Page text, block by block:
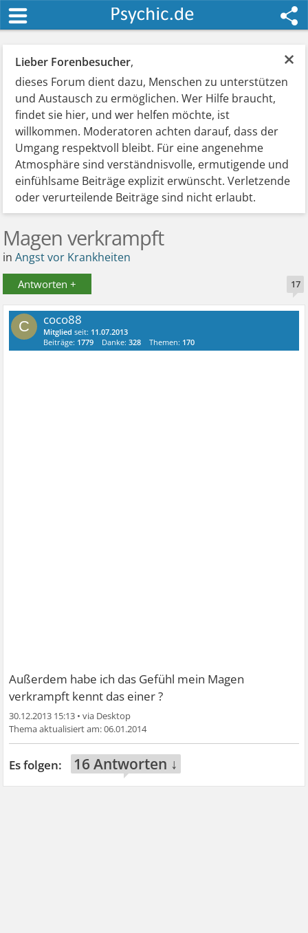
×
Lieber Forenbesucher,
dieses Forum dient dazu, Menschen zu unterstützen
und Austausch zu ermöglichen. Wer Hilfe braucht,
findet sie hier, und wer helfen möchte, ist
willkommen. Moderatoren achten darauf, dass der
Umgang respektvoll bleibt. Für eine angenehme
Atmosphäre sind verständnisvolle, ermutigende und
einfühlsame Beiträge explizit erwünscht. Verletzende
oder verurteilende Beiträge sind nicht erlaubt.
Magen verkrampft
inAngst vor Krankheiten
Antworten + 17
C coco88
Mitglied seit: 11.07.2013
Beiträge: 1779 Danke:328 Themen: 170
Außerdem habe ich das Gefühl mein Magen
verkrampft kennt das einer ?
30.12.2013 15:13 •
06.01.2014
16 Antworten ↓